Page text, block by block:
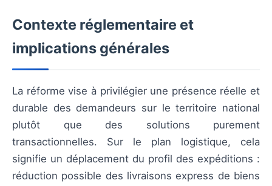
Contexte réglementaire et
implications générales
La réforme vise à privilégier une présence réelle et
durable des demandeurs sur le territoire national
plutôt que des solutions purement
transactionnelles. Sur le plan logistique, cela
signifie un déplacement du profil des expéditions :
réduction possible des livraisons express de biens